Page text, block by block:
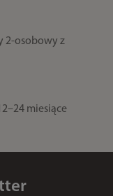
2-osobowy z
miesiące